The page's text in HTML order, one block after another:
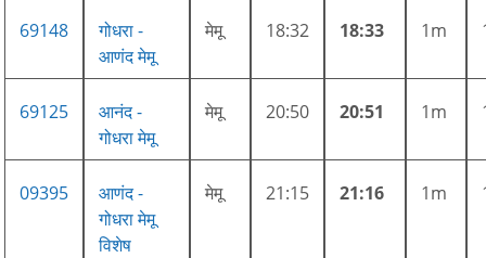
69148
गोधरा -
आणंद मेमू
मेमू 18:32 18:33 1m
69125
आनंद -
गोधरा मेमू
मेमू 20:50 20:51 1m
09395
आणंद -
गोधरा मेमू
विशेष
मेमू 21:15 21:16 1m